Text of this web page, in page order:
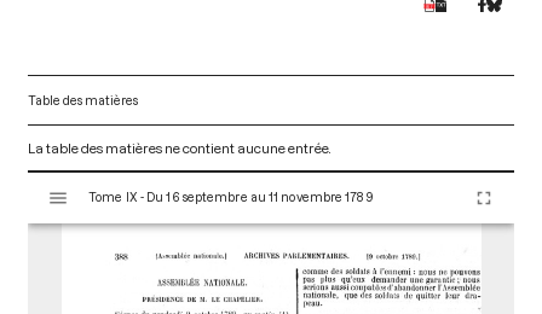
Table des matières
La table des matières ne contient aucune entrée.
s
Tome IX - Du 16 septembre au 11 novembre 1789